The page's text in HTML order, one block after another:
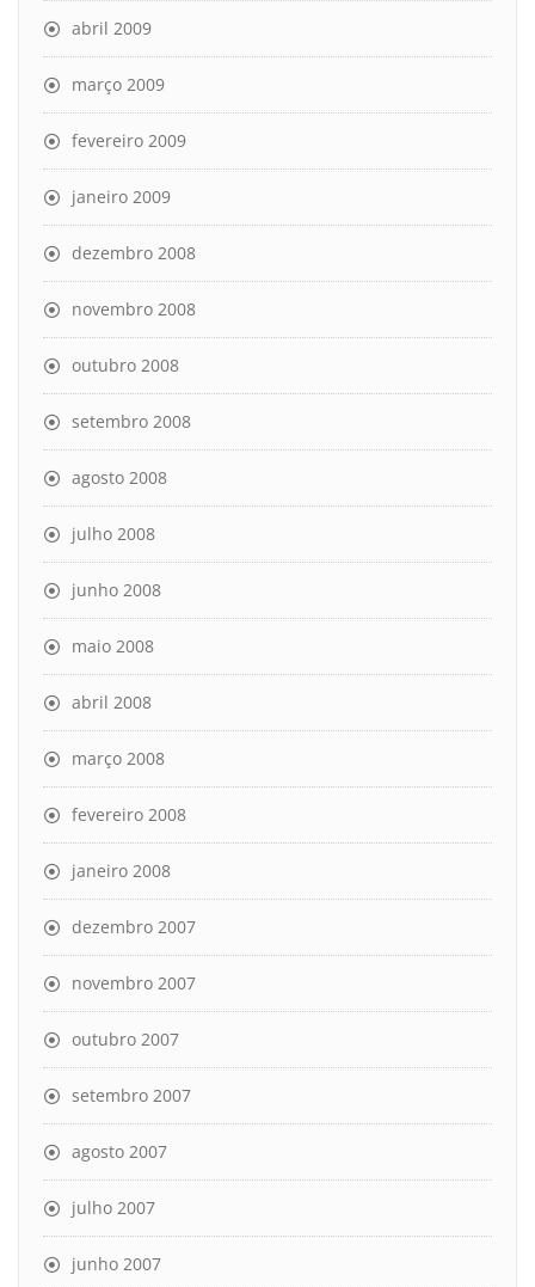
abril 2009
março 2009
fevereiro 2009
janeiro 2009
dezembro 2008
novembro 2008
outubro 2008
setembro 2008
agosto 2008
julho 2008
junho 2008
maio 2008
abril 2008
março 2008
fevereiro 2008
janeiro 2008
dezembro 2007
novembro 2007
outubro 2007
setembro 2007
agosto 2007
julho 2007
junho 2007